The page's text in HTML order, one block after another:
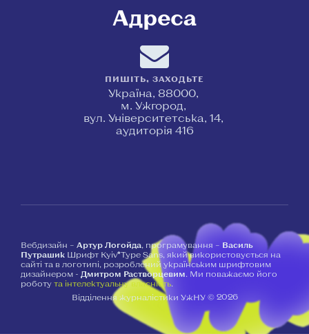
Адреса
ПИШІТЬ, ЗАХОДЬТЕ
Україна, 88000,
м. Ужгород,
вул. Університетська, 14,
аудиторія 416
Вебдизайн – Артур Логойда , програмування – Василь
Путрашик Шрифт Kyiv*Type Sans, який використовується на
сайті та в логотипі, розроблений українським шрифтовим
дизайнером - Дмитром Растворцевим . Ми поважаємо його
роботу та інтелектуальну власність
Відділення журналістики УжНУ © 2026